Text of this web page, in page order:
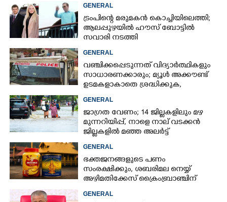
GENERAL
ട്രംപിന്റെ മരുമകൻ കൊച്ചിയിലെത്തി;
ആലപ്പുഴയിൽ ഹൗസ് ബോട്ടിൽ
സവാരി നടത്തി
GENERAL
വഞ്ചിക്കപ്പെടുന്നത് വിദ്യാർത്ഥികളും
സാധാരണക്കാരും; മ്യൂൾ അക്കൗണ്ട്
ഉടമകളാകാതെ ശ്രദ്ധിക്കുക,
നിർദ്ദേശങ്ങളുമായി പൊലീസ്
GENERAL
ജാഗ്രത വേണം; 14 ജില്ലകളിലും മഴ
മുന്നറിയിപ്പ്, നാളെ നാല് വടക്കൻ
ജില്ലകളിൽ മഞ്ഞ അലർട്ട്
GENERAL
ഭക്തജനങ്ങളുടെ പണം
സംരക്ഷിക്കും, ശബരിമല നെയ്യ്
അഴിമതിക്കേസ് ക്രൈംബ്രാഞ്ചിന്
വിടുമെന്ന് കെ മുരളീധരൻ
GENERAL